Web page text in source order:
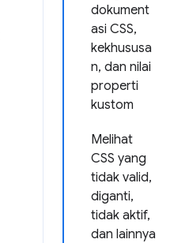
dokument
asi CSS,
kekhususa
n, dan nilai
properti
kustom
Melihat
CSS yang
tidak valid,
diganti,
tidak aktif,
dan lainnya